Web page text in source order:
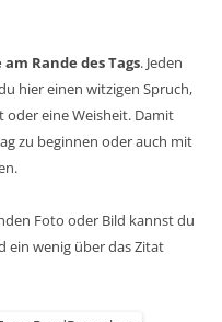
Rande des Tags. Jeden
hier einen witzigen Spruch,
eine Weisheit. Damit
zu beginnen oder auch mit
Foto oder Bild kannst du
ein wenig über das Zitat